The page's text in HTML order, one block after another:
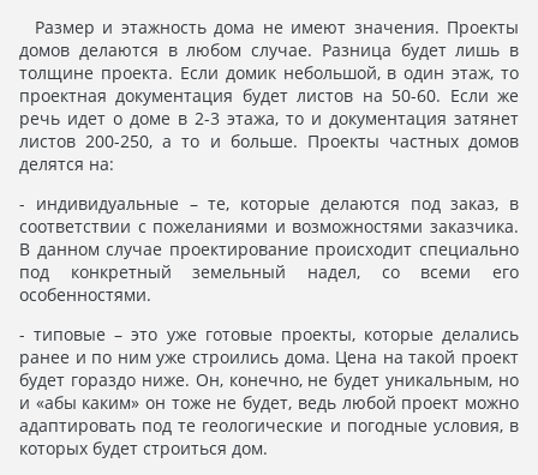
Размер и этажность дома не имеют значения. Проекты
домов делаются в любом случае. Разница будет лишь в
толщине проекта. Если домик небольшой, в один этаж, то
проектная документация будет листов на 50-60. Если же
речь идет о доме в 2-3 этажа, то и документация затянет
листов 200-250, а то и больше. Проекты частных домов
делятся на:
- индивидуальные – те, которые делаются под заказ, в
соответствии с пожеланиями и возможностями заказчика.
В данном случае проектирование происходит специально
под конкретный земельный надел, со всеми его
особенностями.
- типовые – это уже готовые проекты, которые делались
ранее и по ним уже строились дома. Цена на такой проект
будет гораздо ниже. Он, конечно, не будет уникальным, но
и «абы каким» он тоже не будет, ведь любой проект можно
адаптировать под те геологические и погодные условия, в
которых будет строиться дом.